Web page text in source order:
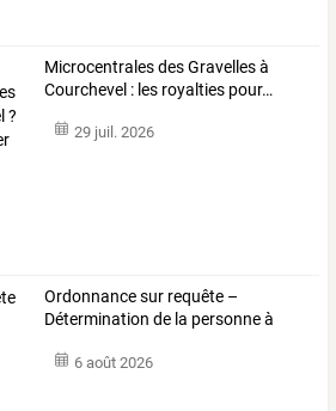
MicrocentralesdesGravellesà
Courchevel : les royalties pour…
29 juil. 2026
Ordonnancesur requête –
Détermination de la personneà
6 août 2026